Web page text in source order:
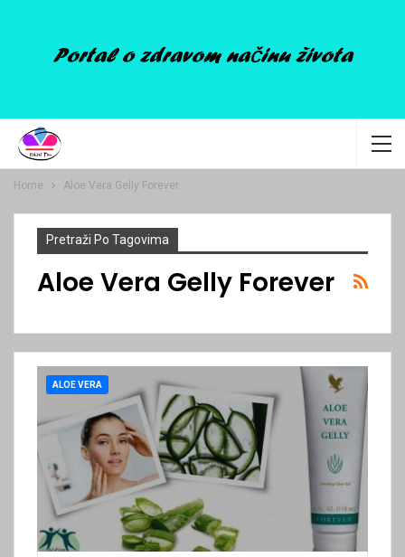
Home Aloe Vera Gelly Forever
Pretraži Po Tagovima
Aloe Vera Gelly Forever
ALOE VERA